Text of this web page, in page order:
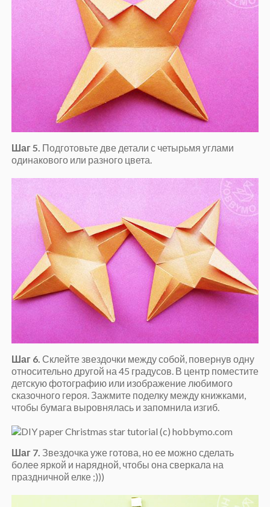
Шаг 5. Подготовьте две детали с четырьмя углами
одинакового или разного цвета.
Шаг 6. Склейте звездочки между собой, повернув одну
относительно другой на 45 градусов. В центр поместите
детскую фотографию или изображение любимого
сказочного героя. Зажмите поделку между книжками,
чтобы бумага выровнялась и запомнила изгиб.
Шаг 7. Звездочка уже готова, но ее можно сделать
более яркой и нарядной, чтобы она сверкала на
праздничной елке ;)))